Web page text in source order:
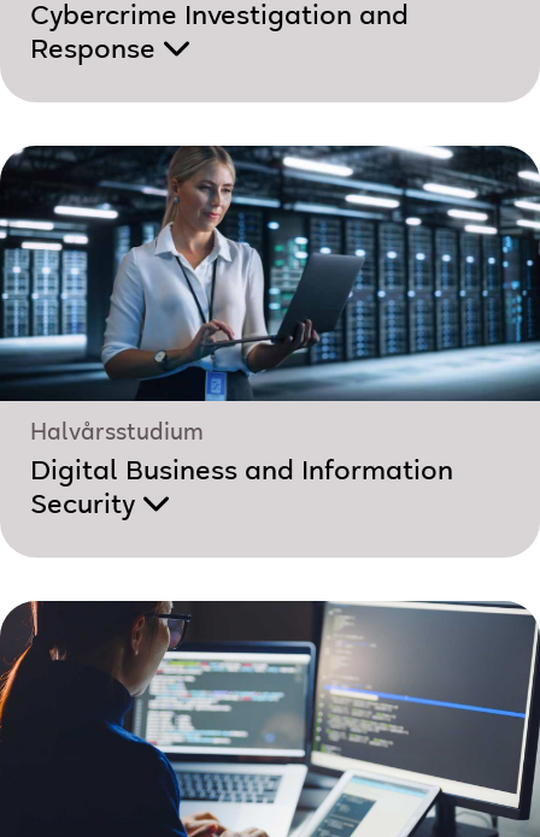
Cybercrime Investigation and
Response
Halvårsstudium
Digital Business and Information
Security